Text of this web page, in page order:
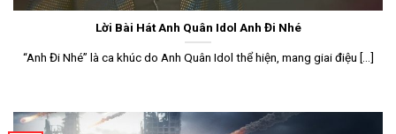
Lời Bài Hát Anh Quân Idol Anh Đi Nhé
“Anh Đi Nhé” là ca khúc do Anh Quân Idol thể hiện, mang giai điệu [...]